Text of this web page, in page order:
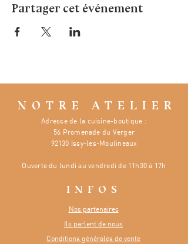
Partager cet événement
NOTRE ATELIER
Adresse de la cuisine-boutique :
56 Promenade du Verger
92130 Issy-les-Moulineaux
Ouvertedu lundi au vendredi de 11h30 à 17h
INFOS
Nos partenaires
Ils parlent de nous
Conditions générales de vente